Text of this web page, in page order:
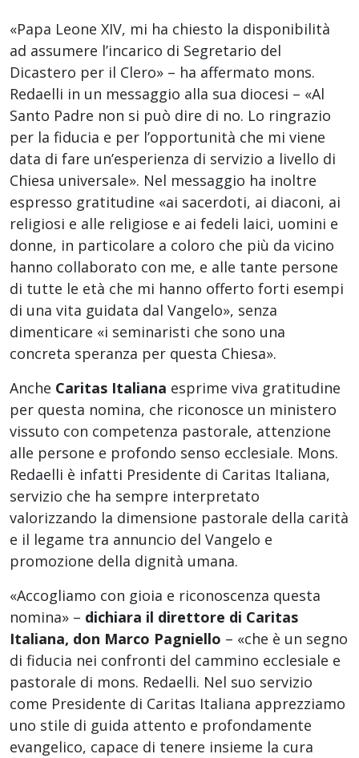
«Papa Leone XIV, mi ha chiesto la disponibilità
ad assumere l’incarico di Segretario del
Dicastero per il Clero» – ha affermato mons.
Redaelli in un messaggio alla sua diocesi – «Al
Santo Padre non si può dire di no. Lo ringrazio
per la fiducia e per l’opportunità che mi viene
data di fare un’esperienza di servizio a livello di
Chiesa universale». Nel messaggio ha inoltre
espresso gratitudine «ai sacerdoti, ai diaconi, ai
religiosi e alle religiose e ai fedeli laici, uomini e
donne, in particolare a coloro che più da vicino
hanno collaborato con me, e alle tante persone
di tutte le età che mi hanno offerto forti esempi
di una vita guidata dal Vangelo», senza
dimenticare «i seminaristi che sono una
concreta speranza per questa Chiesa».
Anche Caritas Italiana esprime viva gratitudine
per questa nomina, che riconosce un ministero
vissuto con competenza pastorale, attenzione
alle persone e profondo senso ecclesiale. Mons.
Redaelli è infatti Presidente di Caritas Italiana,
servizio che ha sempre interpretato
valorizzando la dimensione pastorale della carità
e il legame tra annuncio del Vangelo e
promozione della dignità umana.
«Accogliamo con gioia e riconoscenza questa
nomina» – dichiara il direttore di Caritas
Italiana, don Marco Pagniello – «che è un segno
di fiducia nei confronti del cammino ecclesiale e
pastorale di mons. Redaelli. Nel suo servizio
come Presidente di Caritas Italiana apprezziamo
uno stile di guida attento e profondamente
evangelico, capace di tenere insieme la cura